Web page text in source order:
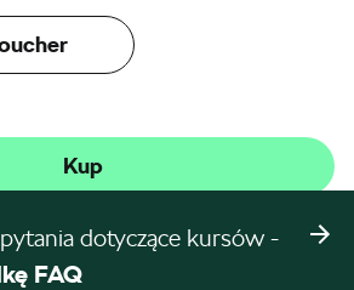
Kup
dotyczące kursów -
FAQ